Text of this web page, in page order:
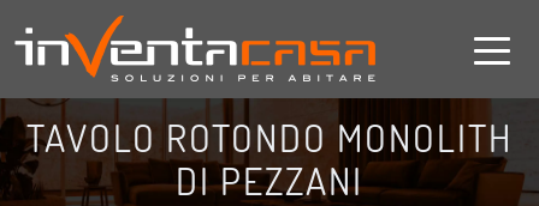
TAVOLO ROTONDO MONOLITH
DI PEZZANI